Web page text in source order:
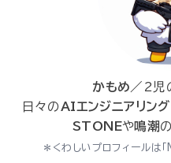
かもめ ／2児
日々のAIエンジニアリング
STONEや鳴潮
＊くわしいプロフィールは「